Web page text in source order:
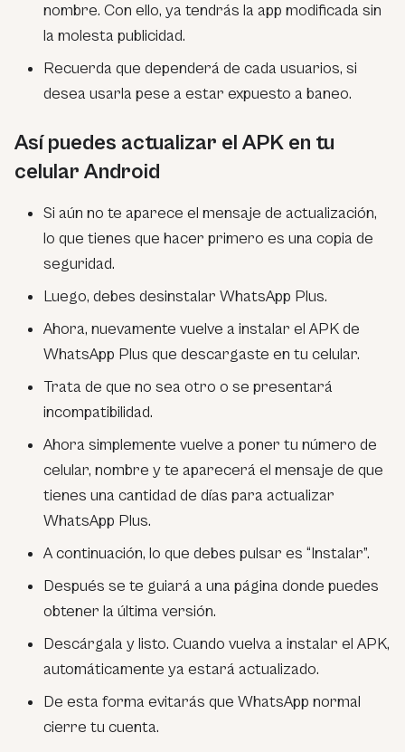
nombre. Con ello, ya tendrás la app modificada sin
la molesta publicidad.
Recuerda que dependerá de cada usuarios, si
desea usarla pese a estar expuesto a baneo.
Así puedes actualizar el APK en tu
celular Android
Si aún no te aparece el mensaje de actualización,
lo que tienes que hacer primero es una copia de
seguridad.
Luego, debes desinstalar WhatsApp Plus.
Ahora, nuevamente vuelve a instalar el APK de
WhatsApp Plus que descargaste en tu celular.
Trata de que no sea otro o se presentará
incompatibilidad.
Ahora simplemente vuelve a poner tu número de
celular, nombre y te aparecerá el mensaje de que
tienes una cantidad de días para actualizar
WhatsApp Plus.
A continuación, lo que debes pulsar es “Instalar”.
Después se te guiará a una página donde puedes
obtener la última versión.
Descárgala y listo. Cuando vuelva a instalar el APK,
automáticamente ya estará actualizado.
De esta forma evitarás que WhatsApp normal
cierre tu cuenta.